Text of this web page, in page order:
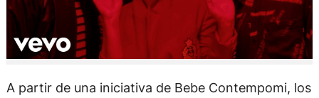
A partir de una iniciativa de Bebe Contempomi, los